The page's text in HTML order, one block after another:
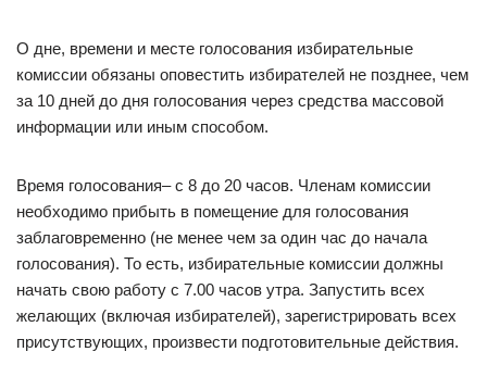
О дне, времени и месте голосования избирательные
комиссии обязаны оповестить избирателей не позднее, чем
за 10 дней до дня голосования через средства массовой
информации или иным способом.
Время голосования– с 8 до 20 часов. Членам комиссии
необходимо прибыть в помещение для голосования
заблаговременно (не менее чем за один час до начала
голосования). То есть, избирательные комиссии должны
начать свою работу с 7.00 часов утра. Запустить всех
желающих (включая избирателей), зарегистрировать всех
присутствующих, произвести подготовительные действия.